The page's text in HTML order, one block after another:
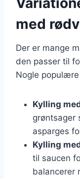
med
Der er mange
den passer til
Nogle
Kylling
grøntsager
asparges
Kylling
til saucen
balancerer